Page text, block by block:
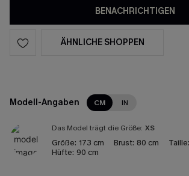
BENACHRICHTIGEN
ÄHNLICHE SHOPPEN
Modell-Angaben CM IN
Das Model trägt die Größe: XS
Größe: 173 cm Brust: 80 cm Taille:
Hüfte: 90 cm